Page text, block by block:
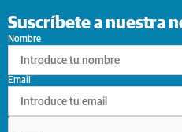
Suscríbete a nuestra
Nombre
Email